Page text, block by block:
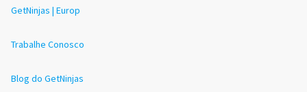
GetNinjas | Europ
Trabalhe Conosco
Blog do GetNinjas